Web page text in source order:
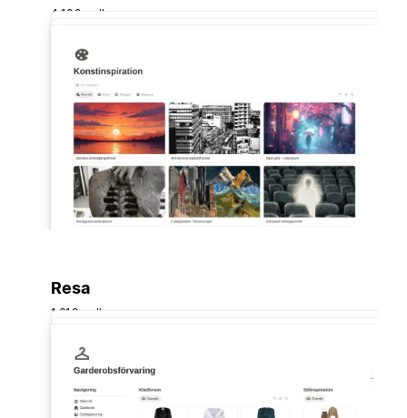
4 102 mallar
Resa
1 618 mallar